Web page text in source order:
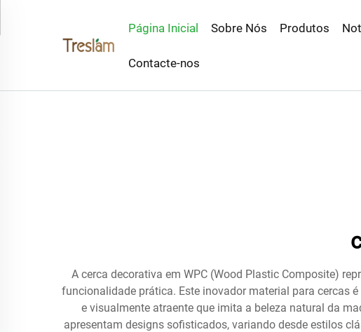
Página Inicial Sobre Nós Produtos
Contacte-nos
A cerca decorativa em WPC (Wood Plastic Composite)
funcionalidade prática. Este inovador material para cercas
e visualmente atraente que imita a beleza natural da
apresentam designs sofisticados, variando desde estilos